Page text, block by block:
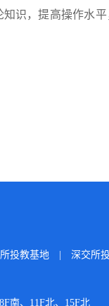
识，提高操作水
所投教基地 深交所
南、11F北、15F北